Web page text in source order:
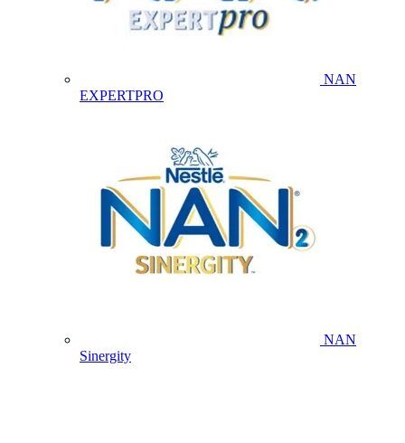
NAN
EXPERTPRO
NAN
Sinergity